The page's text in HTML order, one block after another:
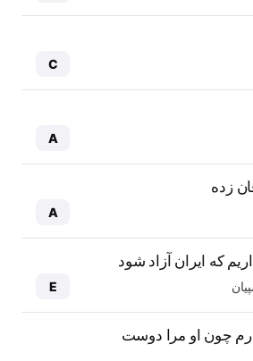
C
A
زده
A
که ایران آزاد شود
E
چون او مرا دوست